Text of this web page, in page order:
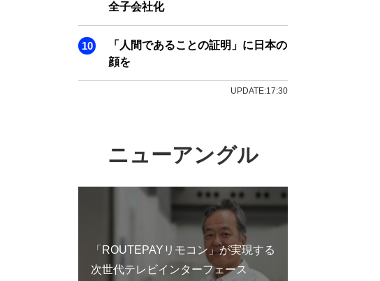
全子会社化
「人間であることの証明」に日本の
顔を
UPDATE:17:30
ニューアングル
「ROUTEPAYリモコン」が実現する
次世代テレビインターフェース